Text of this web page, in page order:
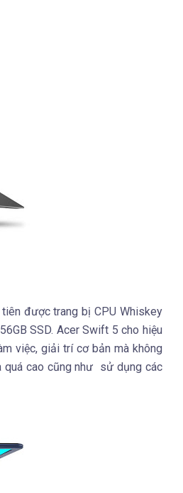
được trang bị CPU Whiskey
SSD. Acer Swift 5 cho hiệu
việc, giải trí cơ bản mà không
quá cao cũng như sử dụng các